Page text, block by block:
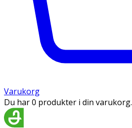
Varukorg
Du har 0 produkter i din varukorg.